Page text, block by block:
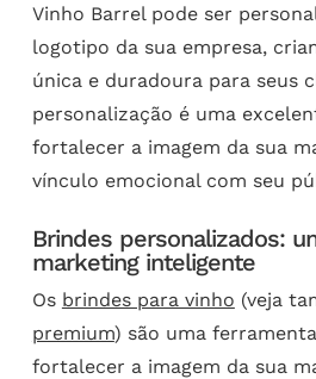
Vinho Barrel pode ser
logotipo da sua empresa,
única e duradoura para seus
personalização é uma
fortalecer a imagem da sua
vínculo emocional com seu
Brindes personalizados:
marketing inteligente
Os brindes para vinho (veja
premium) são uma
fortalecer a imagem da sua